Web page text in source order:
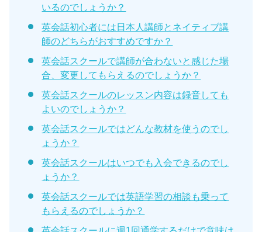
いるのでしょうか？
英会話初心者には日本人講師とネイティブ講
師のどちらがおすすめですか？
英会話スクールで講師が合わないと感じた場
合、変更してもらえるのでしょうか？
英会話スクールのレッスン内容は録音しても
よいのでしょうか？
英会話スクールではどんな教材を使うのでし
ょうか？
英会話スクールはいつでも入会できるのでし
ょうか？
英会話スクールでは英語学習の相談も乗って
もらえるのでしょうか？